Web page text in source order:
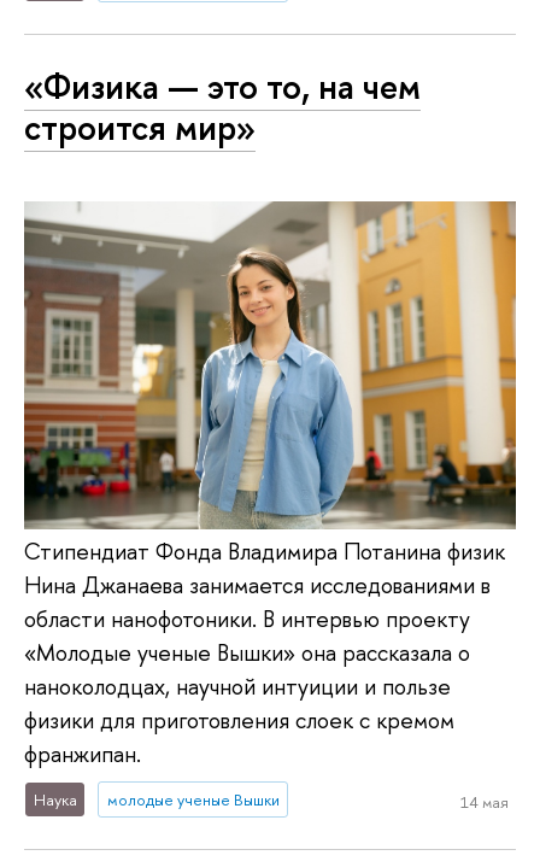
«Физика — это то, на чем
строится мир»
Стипендиат Фонда Владимира Потанина физик
Нина Джанаева занимается исследованиями в
области нанофотоники. В интервью проекту
«Молодые ученые Вышки» она рассказала о
наноколодцах, научной интуиции и пользе
физики для приготовления слоек с кремом
франжипан.
Наука молодые ученые Вышки 14 мая